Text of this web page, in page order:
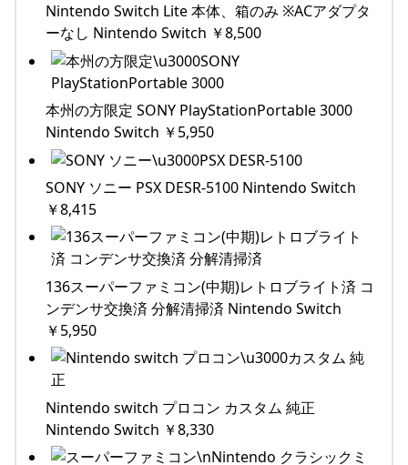
Nintendo Switch Lite 本体、箱のみ ※ACアダプタ
ーなし Nintendo Switch ￥8,500
本州の方限定 SONY PlayStationPortable 3000
Nintendo Switch ￥5,950
SONY ソニー PSX DESR-5100 Nintendo Switch
￥8,415
136スーパーファミコン(中期)レトロブライト済 コ
ンデンサ交換済 分解清掃済 Nintendo Switch
￥5,950
Nintendo switch プロコン カスタム 純正
Nintendo Switch ￥8,330